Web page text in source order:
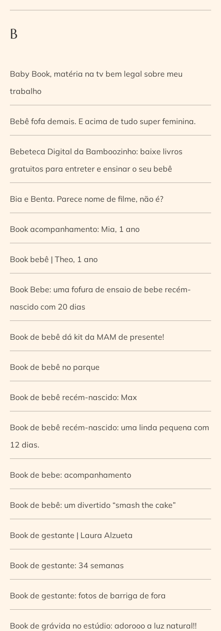
B
Baby Book, matéria na tv bem legal sobre meu
trabalho
Bebê fofa demais. E acima de tudo super feminina.
Bebeteca Digital da Bamboozinho: baixe livros
gratuitos para entreter e ensinar o seu bebê
Bia e Benta. Parece nome de filme, não é?
Book acompanhamento: Mia, 1 ano
Book bebê | Theo, 1 ano
Book Bebe: uma fofura de ensaio de bebe recém-
nascido com 20 dias
Book de bebê dá kit da MAM de presente!
Book de bebê no parque
Book de bebê recém-nascido: Max
Book de bebê recém-nascido: uma linda pequena com
12 dias.
Book de bebe: acompanhamento
Book de bebê: um divertido “smash the cake”
Book de gestante | Laura Alzueta
Book de gestante: 34 semanas
Book de gestante: fotos de barriga de fora
Book de grávida no estúdio: adorooo a luz natural!!